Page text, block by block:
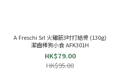
A Freschi SrI 火雞筋3吋打結骨 (130g)
潔齒棒狗小食 AFK301H
HK$79.00
HK$95.00